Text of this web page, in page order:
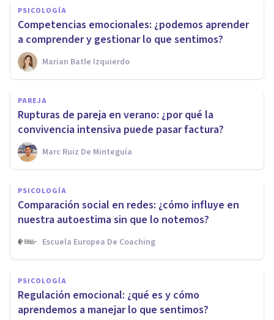
PSICOLOGÍA
Competencias emocionales: ¿podemos aprender
a comprender y gestionar lo que sentimos?
Marian Batle Izquierdo
PAREJA
Rupturas de pareja en verano: ¿por qué la
convivencia intensiva puede pasar factura?
Marc Ruiz De Minteguía
PSICOLOGÍA
Comparación social en redes: ¿cómo influye en
nuestra autoestima sin que lo notemos?
Escuela Europea De Coaching
PSICOLOGÍA
Regulación emocional: ¿qué es y cómo
aprendemos a manejar lo que sentimos?